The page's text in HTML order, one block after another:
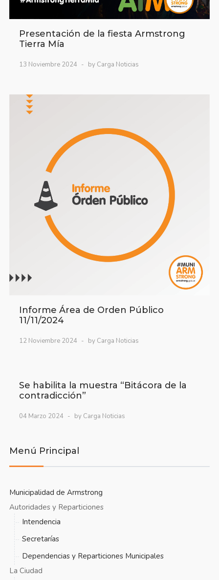
Presentación de la fiesta Armstrong
Tierra Mía
13 Noviembre 2024 by Carga Noticias
Informe Área de Orden Público
11/11/2024
12 Noviembre 2024 by Carga Noticias
Se habilita la muestra “Bitácora de la
contradicción”
04 Marzo 2024 by Carga Noticias
Menú Principal
Municipalidad de Armstrong
Autoridades y Reparticiones
Intendencia
Secretarías
Dependencias y Reparticiones Municipales
La Ciudad